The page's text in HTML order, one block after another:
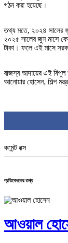
গঠন করা হয়েছে।
তথ্য মতে, ২০২৪ সালের
২০২৫ সালের জুন মাসে
টাকা। ফলে এই মাসে
রাজস্ব আদায়ের এই বিপুল
আনোয়ার হোসেন, শিল্প
কমেন্ট বক্স
প্রতিবেদকের তথ্য
আওয়াল